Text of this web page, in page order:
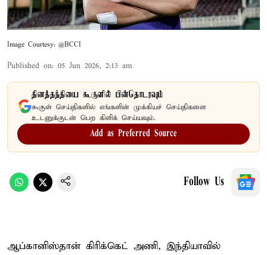
Image Courtesy: @BCCI
Published on: 05 Jun 2026, 2:13 am
தினத்தந்தியை கூகுளில் பின்தொடரவும்
கூகுள் செய்திகளில் எங்களின் முக்கியச் செய்திகளை
உடனுக்குடன் பெற கிளிக் செய்யவும்.
Add as Preferred Source
Follow Us
ஆப்கானிஸ்தான் கிரிக்கெட் அணி, இந்தியாவில்